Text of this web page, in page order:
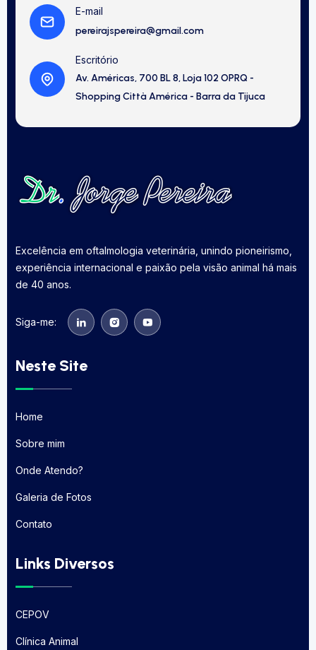
E-mail
pereirajspereira@gmail.com
Escritório
Av. Américas, 700 BL 8, Loja 102 OPRQ -
Shopping Città América - Barra da Tijuca
Excelência em oftalmologia veterinária, unindo pioneirismo,
experiência internacional e paixão pela visão animal há mais
de 40 anos.
Siga-me:
Neste Site
Home
Sobre mim
Onde Atendo?
Galeria de Fotos
Contato
Links Diversos
CEPOV
Clínica Animal